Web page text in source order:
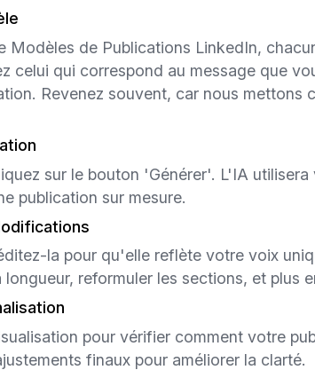
Modèles de Publications LinkedIn,
celui qui correspond au message que
Revenez souvent, car nous mettons
sur le bouton 'Générer'. L'IA
publication sur mesure.
la pour qu'elle reflète votre voix
reformuler les sections, et plus
pour vérifier comment votre
finaux pour améliorer la clarté.